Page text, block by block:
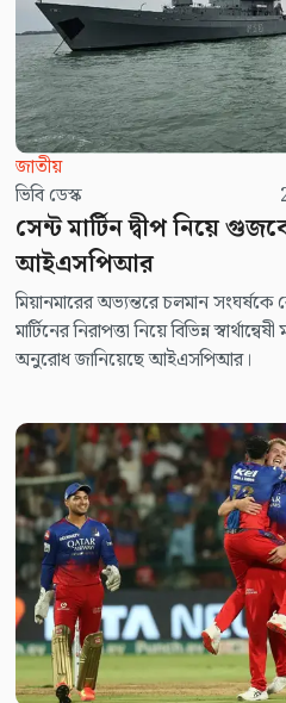
জাতীয়
ভিবি ডেস্ক
সেন্ট মার্টিন দ্বীপ নিয়ে
আইএসপিআর
মিয়ানমারের অভ্যন্তরে চলমান সংঘর্ষকে
মার্টিনের নিরাপত্তা নিয়ে বিভিন্ন
অনুরোধ জানিয়েছে আইএসপিআর।